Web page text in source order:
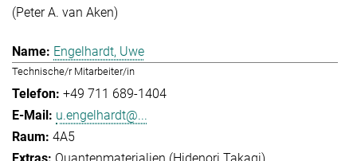
(Peter A. van Aken)
Engelhardt, Uwe
Technische/r Mitarbeiter/in
+49 711 689-1404
u.engelhardt@...
4A5